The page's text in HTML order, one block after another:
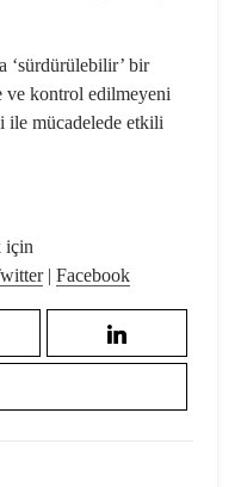
‘sür­dürülebilir’ bir
ve kontrol edilmeyeni
ile mücadele­de etkili
için
| Facebook